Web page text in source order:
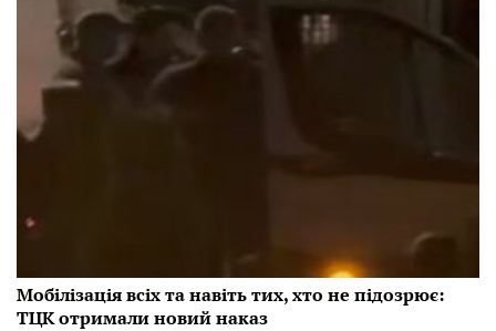
Мобілізація всіх та навіть тих, хто не підозрює:
ТЦК отримали новий наказ